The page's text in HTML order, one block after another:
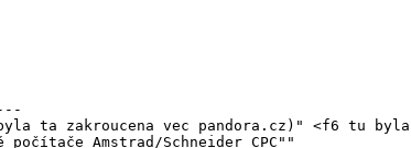
ta zakroucena vec pandora.cz)" <f6 tu